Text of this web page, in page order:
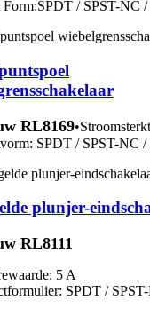
Form:SPDT / SPST-NC
RL8169
SPDT / SPST-NC
plunjer-
RL8111
5 A
SPDT /